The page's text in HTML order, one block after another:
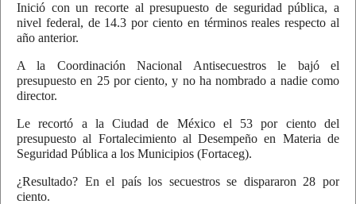
Inició con un recorte al presupuesto de seguridad pública, a
nivel federal, de 14.3 por ciento en términos reales respecto al
año anterior.
A la Coordinación Nacional Antisecuestros le bajó el
presupuesto en 25 por ciento, y no ha nombrado a nadie como
director.
Le recortó a la Ciudad de México el 53 por ciento del
presupuesto al Fortalecimiento al Desempeño en Materia de
Seguridad Pública a los Municipios (Fortaceg).
¿Resultado? En el país los secuestros se dispararon 28 por
ciento.